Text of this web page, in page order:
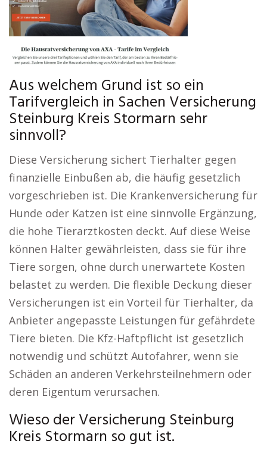
Aus welchem Grund ist so ein
Tarifvergleich in Sachen Versicherung
Steinburg Kreis Stormarn sehr
sinnvoll?
Diese Versicherung sichert Tierhalter gegen
finanzielle Einbußen ab, die häufig gesetzlich
vorgeschrieben ist. Die Krankenversicherung für
Hunde oder Katzen ist eine sinnvolle Ergänzung,
die hohe Tierarztkosten deckt. Auf diese Weise
können Halter gewährleisten, dass sie für ihre
Tiere sorgen, ohne durch unerwartete Kosten
belastet zu werden. Die flexible Deckung dieser
Versicherungen ist ein Vorteil für Tierhalter, da
Anbieter angepasste Leistungen für gefährdete
Tiere bieten. Die Kfz-Haftpflicht ist gesetzlich
notwendig und schützt Autofahrer, wenn sie
Schäden an anderen Verkehrsteilnehmern oder
deren Eigentum verursachen.
Wieso der Versicherung Steinburg
Kreis Stormarn so gut ist.